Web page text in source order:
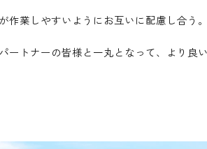
作業しやすいようにお互いに配慮し合う
ートナーの皆様と一丸となって、より良